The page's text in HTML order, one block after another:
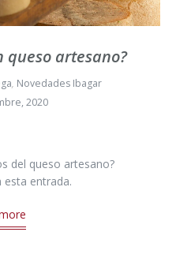
queso artesano?
, Novedades Ibagar
2020
del queso artesano?
esta entrada.